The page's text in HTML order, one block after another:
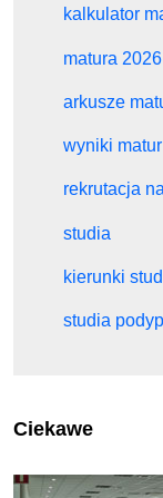
kalkulator
matura 2026
arkusze
wyniki
rekrutacja
studia
kierunki
studia
Ciekawe